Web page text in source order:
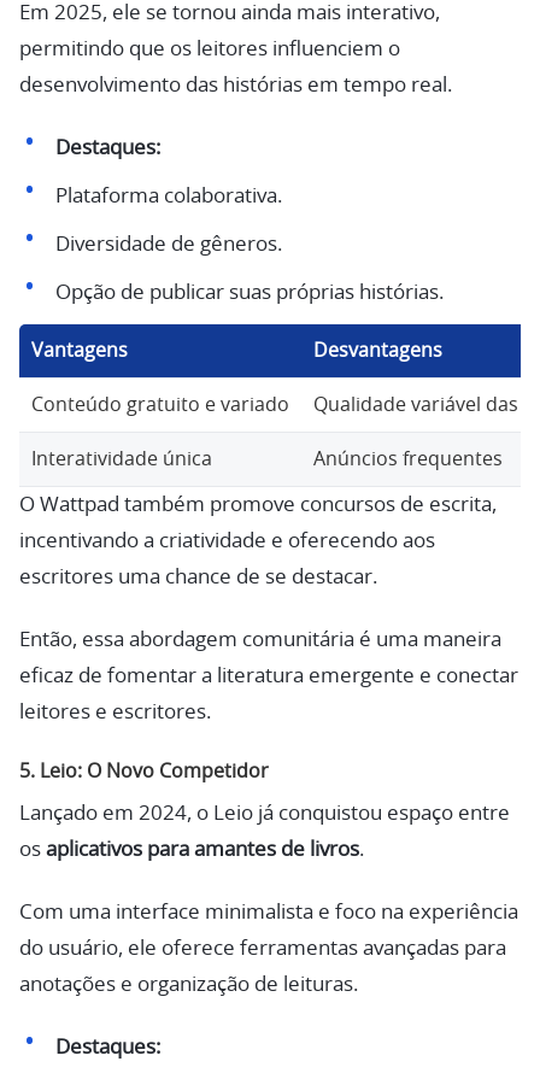
Em 2025, ele se tornou ainda mais interativo,
permitindo que os leitores influenciem o
desenvolvimento das histórias em tempo real.
Destaques:
Plataforma colaborativa.
Diversidade de gêneros.
Opção de publicar suas próprias histórias.
Vantagens Desvantagens
Conteúdo gratuito e variado Qualidade variável das
Interatividade única Anúncios frequentes
O Wattpad também promove concursos de escrita,
incentivando a criatividade e oferecendo aos
escritores uma chance de se destacar.
Então, essa abordagem comunitária é uma maneira
eficaz de fomentar a literatura emergente e conectar
leitores e escritores.
5. Leio: O Novo Competidor
Lançado em 2024, o Leio já conquistou espaço entre
os aplicativos para amantes de livros.
Com uma interface minimalista e foco na experiência
do usuário, ele oferece ferramentas avançadas para
anotações e organização de leituras.
Destaques: